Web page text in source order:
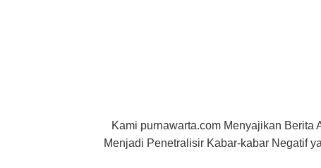
Kami purnawarta.com Menyajikan
Menjadi Penetralisir Kabar-kabar Negatif